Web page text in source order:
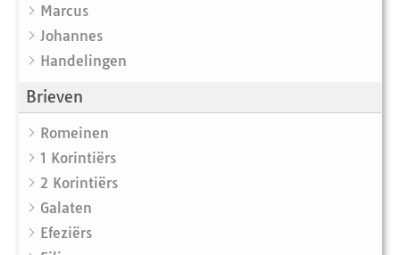
Marcus
Johannes
Handelingen
Brieven
Romeinen
1 Korintiërs
2 Korintiërs
Galaten
Efeziërs